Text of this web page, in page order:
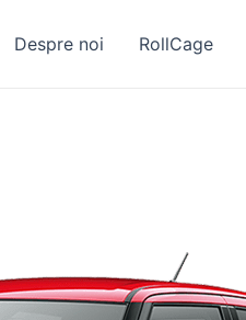
Despre noi RollCage